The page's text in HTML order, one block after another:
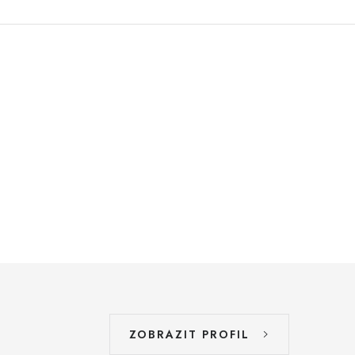
ZOBRAZIT PROFIL